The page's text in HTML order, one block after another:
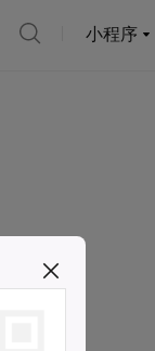
小程序